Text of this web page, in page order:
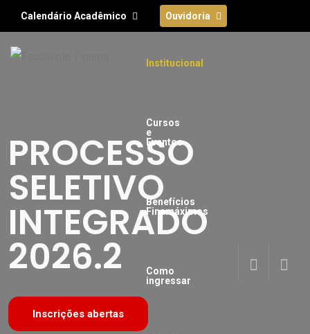
Calendário Acadêmico Ouvidoria
Institucional
Cursos
e
Eventos
Benefícios
Finamáximos
Como
ingressar
PROCESSO
SELETIVO
INTEGRADO
2026.2
Inscrições abertas